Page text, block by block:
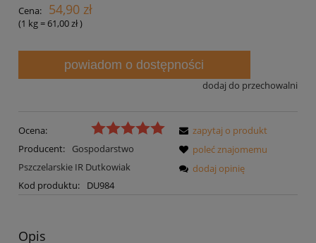
Cena: 54,90 zł
(1 kg=61,00 zł)
powiadom o dostępności
dodaj do przechowalni
Ocena:
Producent:
Gospodarstwo
Pszczelarskie IR Dutkowiak
Kod produktu:
DU984
zapytaj o produkt
poleć znajomemu
dodaj opinię
Opis